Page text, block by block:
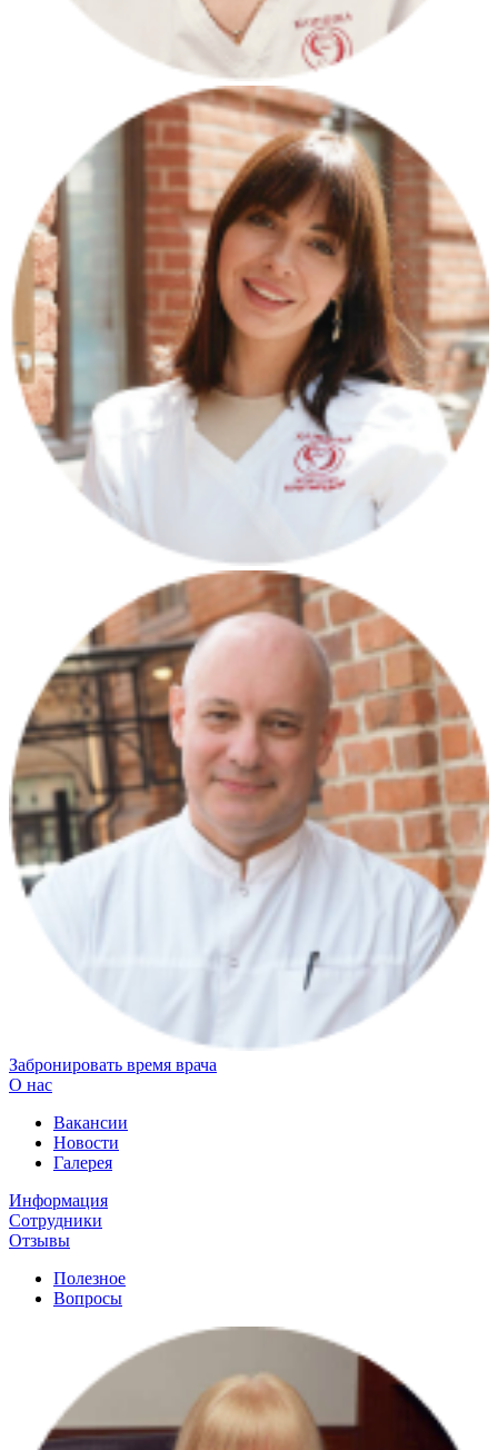
Забронировать время врача
О нас
Вакансии
Новости
Галерея
Информация
Сотрудники
Отзывы
Полезное
Вопросы